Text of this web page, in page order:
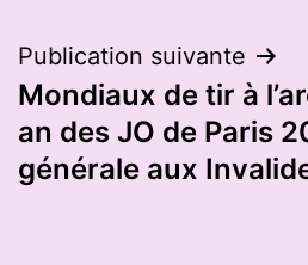
Publication suivante
Mondiaux de tir à
an des JO de Paris
générale aux